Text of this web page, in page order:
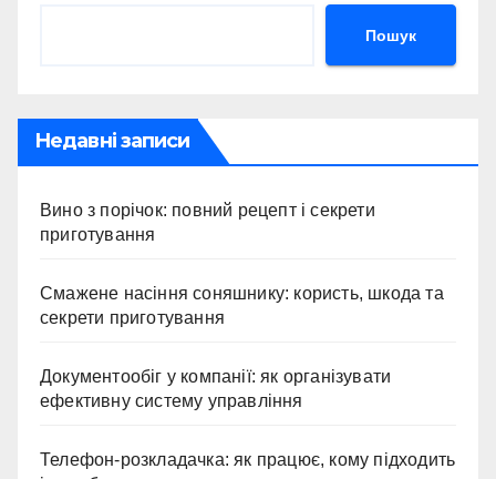
Пошук
Недавні записи
Вино з порічок: повний рецепт і секрети
приготування
Смажене насіння соняшнику: користь, шкода та
секрети приготування
Документообіг у компанії: як організувати
ефективну систему управління
Телефон-розкладачка: як працює, кому підходить